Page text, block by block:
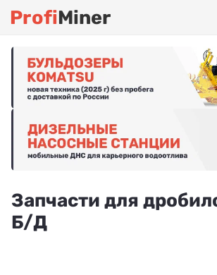
ProfiMiner
Запчасти для
Б/Д